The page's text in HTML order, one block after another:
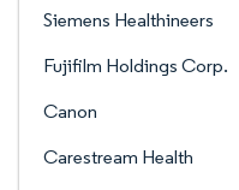
Siemens Healthineers
Fujifilm Holdings Corp.
Canon
Carestream Health